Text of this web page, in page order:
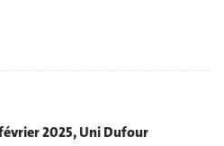
février 2025, Uni Dufour